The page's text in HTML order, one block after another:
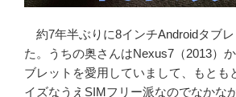
約7年半ぶりに8インチAndroidタブ
た。うちの奥さんはNexus7（2013）
ブレットを愛用していまして、もとも
イズなうえSIMフリー派なのでなかな